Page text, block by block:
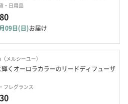
・日用品
09日(日)お届け
メルシーユー）
くオーロラカラーのリードディフューザ
フレグランス